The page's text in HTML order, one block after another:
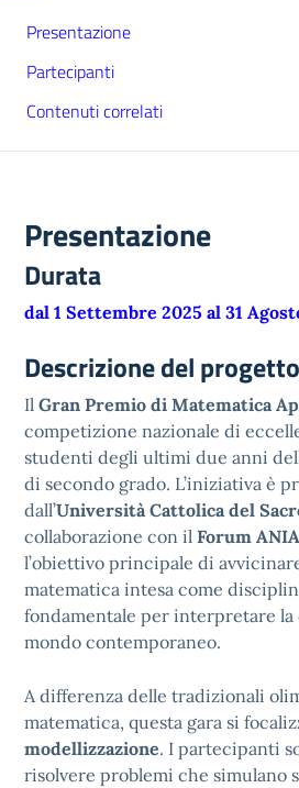
Presentazione
Partecipanti
Contenuti correlati
Presentazione
Durata
dal 1 Settembre 2025 al 31
Descrizione del progetto
Il Gran Premio di Matematica
competizione nazionale di
studenti degli ultimi due anni
di secondo grado. L’iniziativa è
dall’Università Cattolica del
collaborazione con il Forum
l’obiettivo principale di
matematica intesa come
fondamentale per interpretare la
mondo contemporaneo.
A differenza delle tradizionali
matematica, questa gara si
modellizzazione. I partecipanti
risolvere problemi che simulano